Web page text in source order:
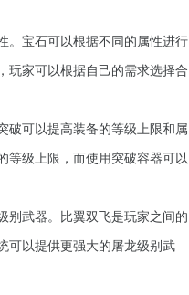
。宝石可以根据不同的属性进行
玩家可以根据自己的需求选择合
破可以提高装备的等级上限和属
等级上限，而使用突破容器可以
别武器。比翼双飞是玩家之间的
可以提供更强大的屠龙级别武